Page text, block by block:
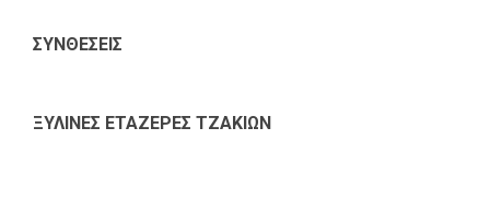
ΣΥΝΘΕΣΕΙΣ
ΞΥΛΙΝΕΣ ΕΤΑΖΕΡΕΣ ΤΖΑΚΙΩΝ